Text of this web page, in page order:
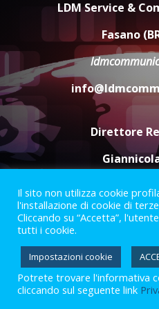
Comune
6 Agosto
Grazia
cittadina
pronta a
comunale
6 Agosto
LDM Service &
Fasano
Direttore
Termini e
2023 © Gofasano|
Il sito non utilizza cookie
l'installazione di cookie di
Cliccando su “Accetta”,
tutti i cookie.
Impostazioni cookie
Potrete trovare l'informativa
cliccando sul seguente link